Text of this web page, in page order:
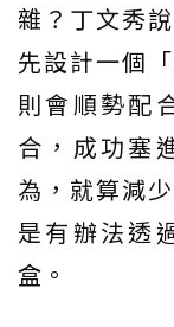
雜？丁文秀
先設計一個
則會順勢配
合，成功塞
為，就算減
是有辦法透
盒。